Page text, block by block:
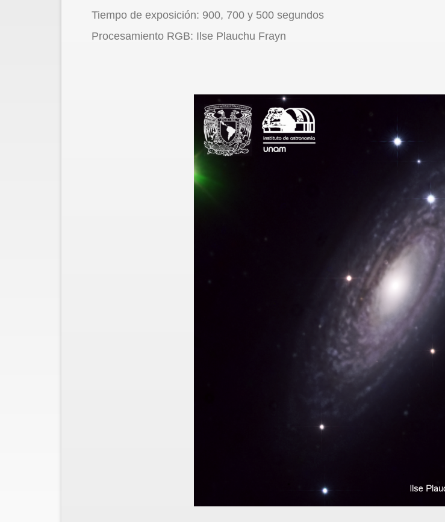
Tiempo de exposición: 900, 700 y 500 segundos
Procesamiento RGB: Ilse Plauchu Frayn